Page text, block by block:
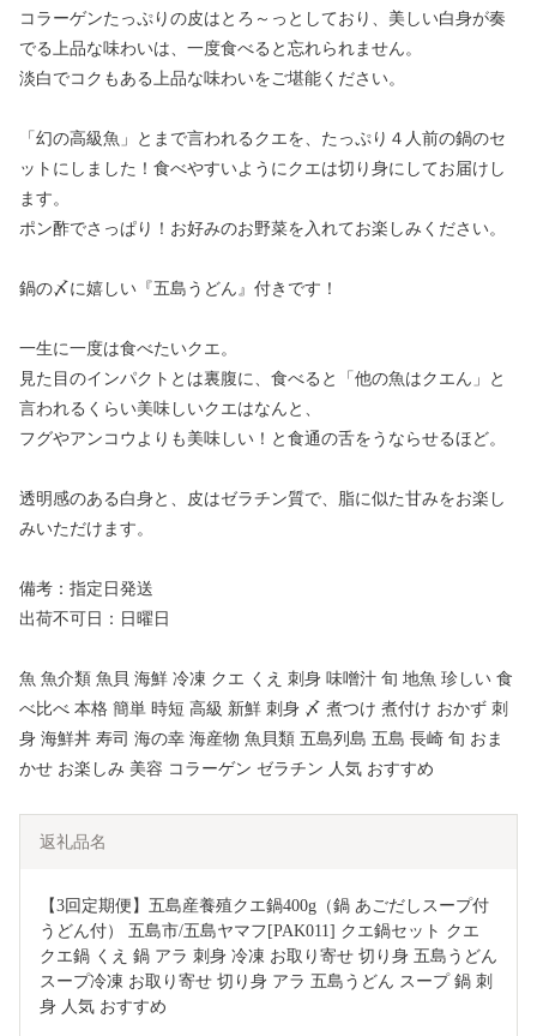
コラーゲンたっぷりの皮はとろ～っとしており、美しい白身が奏
でる上品な味わいは、一度食べると忘れられません。
淡白でコクもある上品な味わいをご堪能ください。
「幻の高級魚」とまで言われるクエを、たっぷり４人前の鍋のセ
ットにしました！食べやすいようにクエは切り身にしてお届けし
ます。
ポン酢でさっぱり！お好みのお野菜を入れてお楽しみください。
鍋の〆に嬉しい『五島うどん』付きです！
一生に一度は食べたいクエ。
見た目のインパクトとは裏腹に、食べると「他の魚はクエん」と
言われるくらい美味しいクエはなんと、
フグやアンコウよりも美味しい！と食通の舌をうならせるほど。
透明感のある白身と、皮はゼラチン質で、脂に似た甘みをお楽し
みいただけます。
備考：指定日発送
出荷不可日：日曜日
魚 魚介類 魚貝 海鮮 冷凍 クエ くえ 刺身 味噌汁 旬 地魚 珍しい 食
べ比べ 本格 簡単 時短 高級 新鮮 刺身 〆 煮つけ 煮付け おかず 刺
身 海鮮丼 寿司 海の幸 海産物 魚貝類 五島列島 五島 長崎 旬 おま
かせ お楽しみ 美容 コラーゲン ゼラチン 人気 おすすめ
返礼品名
【3回定期便】五島産養殖クエ鍋400g（鍋 あごだしスープ付
うどん付） 五島市/五島ヤマフ[PAK011] クエ鍋セット クエ
クエ鍋 くえ 鍋 アラ 刺身 冷凍 お取り寄せ 切り身 五島うどん
スープ冷凍 お取り寄せ 切り身 アラ 五島うどん スープ 鍋 刺
身 人気 おすすめ